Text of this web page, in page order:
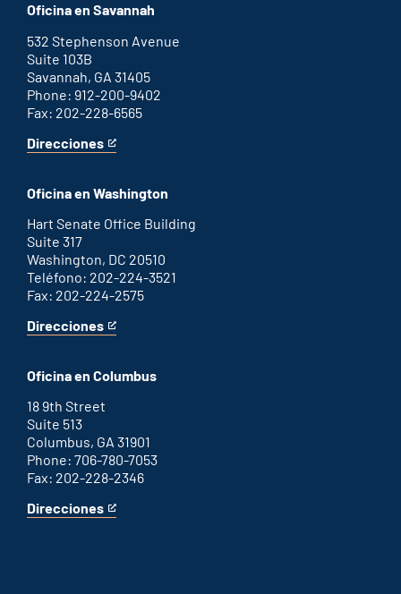
office
an
link
Oficina en Savannah
532 Stephenson Avenue
Suite 103B
Savannah, GA 31405
Phone: 912-200-9402
Fax: 202-228-6565
Direcciones
for
office
This
an
external
link
Oficina en Washington
Hart Senate Office Building
Suite 317
Washington, DC 20510
Teléfono: 202-224-3521
Fax: 202-224-2575
Direcciones
for
D.C.
office
This
an
external
link
Oficina en Columbus
18 9th Street
Suite 513
Columbus, GA 31901
Phone: 706-780-7053
Fax: 202-228-2346
Direcciones
for
This